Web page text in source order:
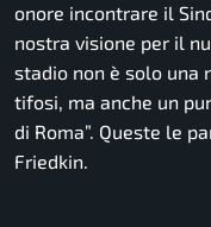
onore incontrare il
nostra visione per il
stadio non è solo una
tifosi, ma anche un
di Roma”. Queste le
Friedkin.